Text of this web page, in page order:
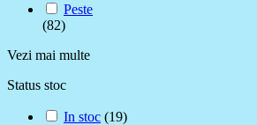
Peste
(82)
Vezi mai multe
Status stoc
In stoc (19)